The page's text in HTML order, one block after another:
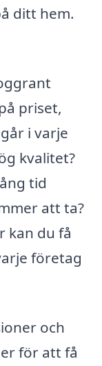
ditt hem.
priset,
i varje
kvalitet?
tid
att ta?
kan du få
företag
och
för att få